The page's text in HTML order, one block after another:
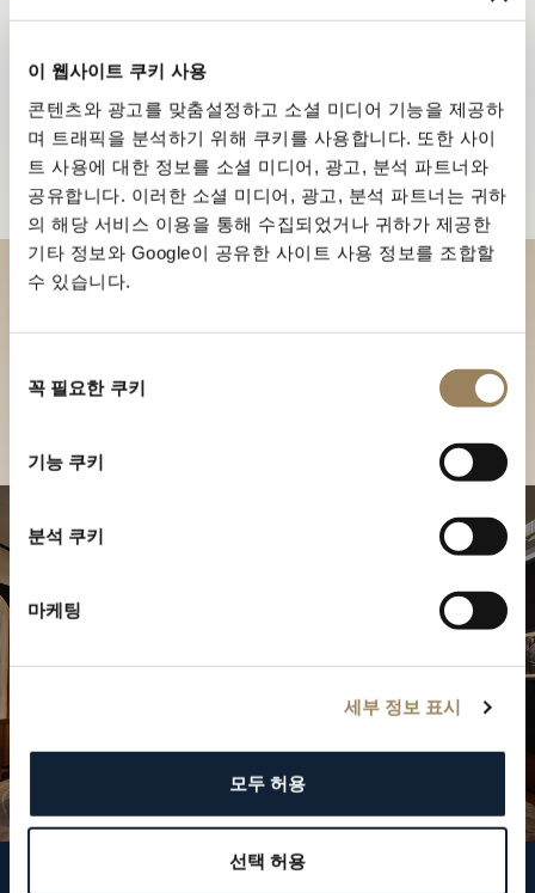
이 웹사이트 쿠키 사용
콘텐츠와 광고를 맞춤설정하고 소셜 미디어 기능을 제공하
며 트래픽을 분석하기 위해 쿠키를 사용합니다. 또한 사이
트 사용에 대한 정보를 소셜 미디어, 광고, 분석 파트너와
공유합니다. 이러한 소셜 미디어, 광고, 분석 파트너는 귀하
의 해당 서비스 이용을 통해 수집되었거나 귀하가 제공한
기타 정보와 Google이 공유한 사이트 사용 정보를 조합할
수 있습니다.
꼭 필요한 쿠키
기능 쿠키
분석 쿠키
마케팅
세부 정보 표시
모두 허용
선택 허용